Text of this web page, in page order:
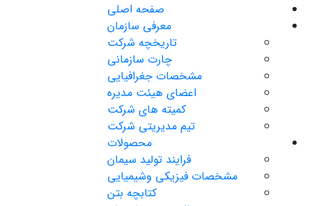
صفحه اصلی
معرفی سازمان
تاریخچه شرکت
چارت سازمانی
مشخصات جغرافیایی
اعضای هیئت مدیره
کمیته های شرکت
تیم مدیریتی شرکت
محصولات
فرایند تولید سیمان
مشخصات فیزیکی وشیمیایی
کتابچه بتن